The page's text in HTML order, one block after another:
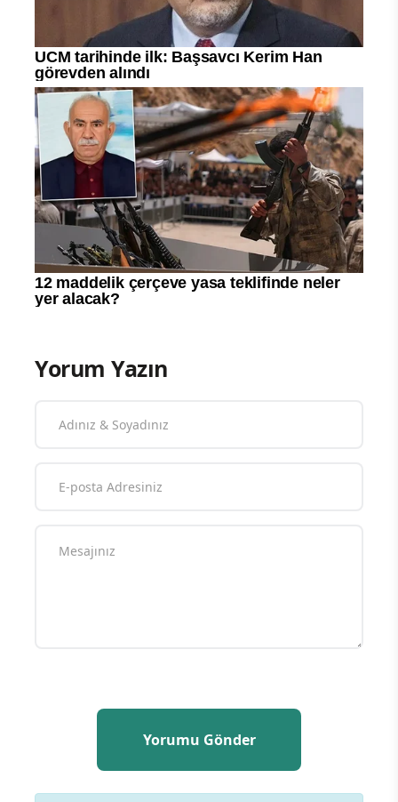
Yorum Yazın